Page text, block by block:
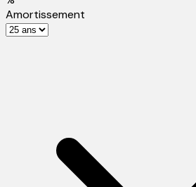
Amortissement